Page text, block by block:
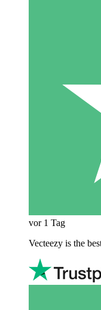
vor 1 Tag
Vecteezy is the